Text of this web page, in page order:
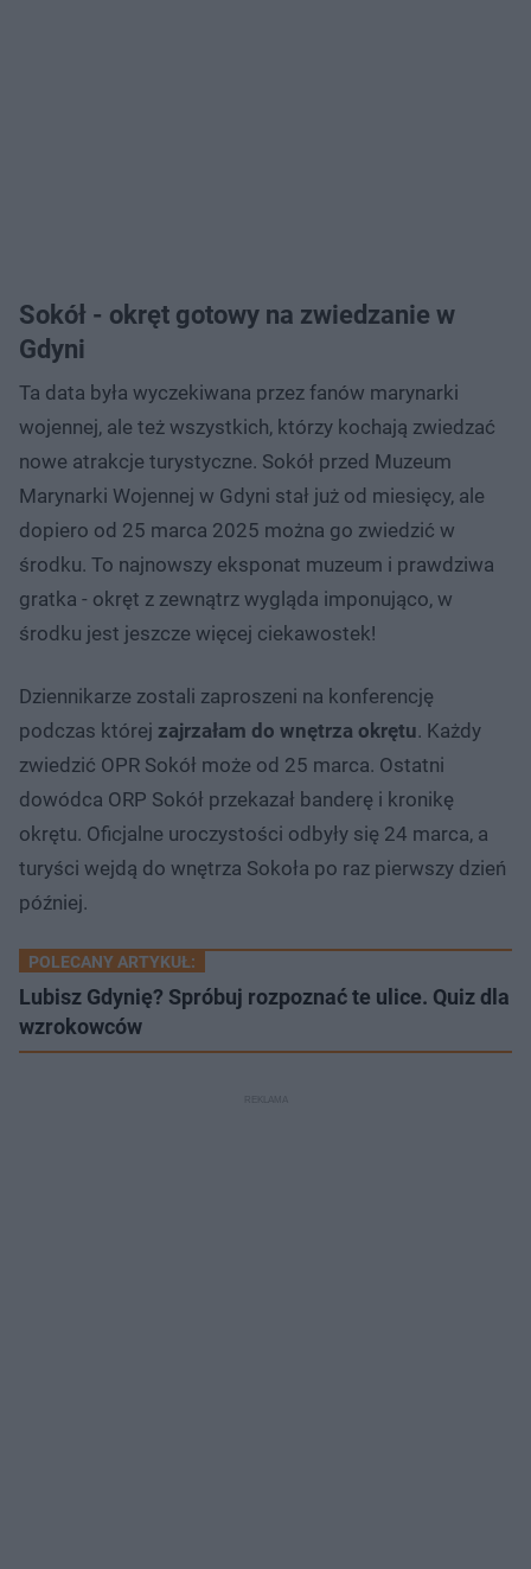
Sokół - okręt gotowy na zwiedzanie w
Gdyni
Ta data była wyczekiwana przez fanów marynarki
wojennej, ale też wszystkich, którzy kochają zwiedzać
nowe atrakcje turystyczne. Sokół przed Muzeum
Marynarki Wojennej w Gdyni stał już od miesięcy, ale
dopiero od 25 marca 2025 można go zwiedzić w
środku. To najnowszy eksponat muzeum i prawdziwa
gratka - okręt z zewnątrz wygląda imponująco, w
środku jest jeszcze więcej ciekawostek!
Dziennikarze zostali zaproszeni na konferencję
podczas której zajrzałam do wnętrza okrętu. Każdy
zwiedzić OPR Sokół może od 25 marca. Ostatni
dowódca ORP Sokół przekazał banderę i kronikę
okrętu. Oficjalne uroczystości odbyły się 24 marca, a
turyści wejdą do wnętrza Sokoła po raz pierwszy dzień
później.
POLECANY ARTYKUŁ:
Lubisz Gdynię? Spróbuj rozpoznać te ulice. Quiz dla
wzrokowców